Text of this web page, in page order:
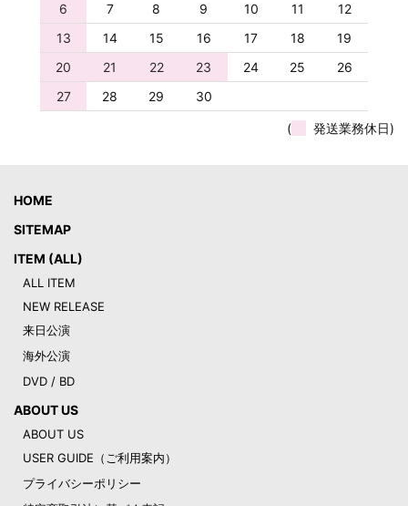
6
7 8 9 10 11
12
13
14 15 16 17 18
19
20
21 22 23 24 25
26
27
28 29 30
( 発送業務休日)
HOME
SITEMAP
ITEM (ALL)
ALL ITEM
NEW RELEASE
来日公演
海外公演
DVD / BD
ABOUT US
ABOUT US
USER GUIDE（ご利用案内）
プライバシーポリシー